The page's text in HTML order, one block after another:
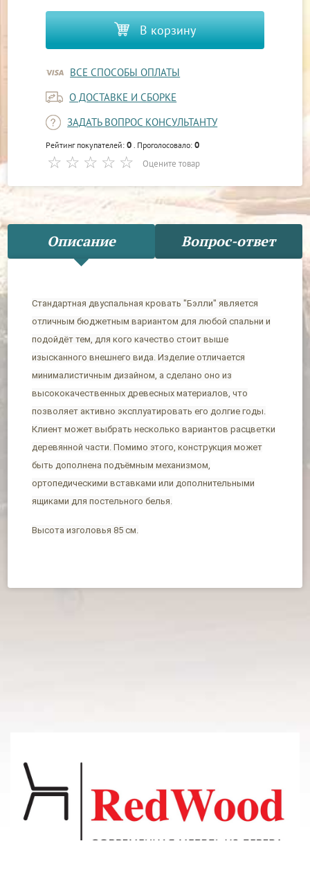
В корзину
ВСЕ СПОСОБЫ ОПЛАТЫ
О ДОСТАВКЕ И СБОРКЕ
ЗАДАТЬ ВОПРОС КОНСУЛЬТАНТУ
Рейтинг покупателей:0. Проголосовало:0
Оцените товар
Описание Вопрос-ответ
Стандартная двуспальная кровать "Бэлли" является
отличным бюджетным вариантом для любой спальни и
подойдёт тем, для кого качество стоит выше
изысканного внешнего вида. Изделие отличается
минималистичным дизайном, а сделано оно из
высококачественных древесных материалов, что
позволяет активно эксплуатировать его долгие годы.
Клиент может выбрать несколько вариантов расцветки
деревянной части. Помимо этого, конструкция может
быть дополнена подъёмным механизмом,
ортопедическими вставками или дополнительными
ящиками для постельного белья.
Высота изголовья 85 см.